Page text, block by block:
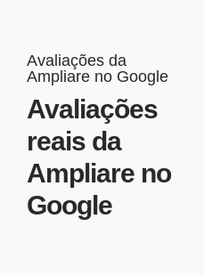
Avaliações da
Ampliare no Google
Avaliações
reais da
Ampliare no
Google